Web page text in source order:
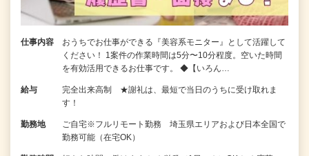
仕事内容
おうちでお仕事ができる『美容系モニター』として活躍して
ください！ 1案件の作業時間は5分〜10分程度。空いた時間
を有効活用できるお仕事です。 ◆【いろん…
給与
完全出来高制 ★謝礼は、最短で当日のうちに受け取れま
す！
勤務地
ご自宅※フルリモート勤務 埼玉県エリアおよび日本全国で
勤務可能（在宅OK）